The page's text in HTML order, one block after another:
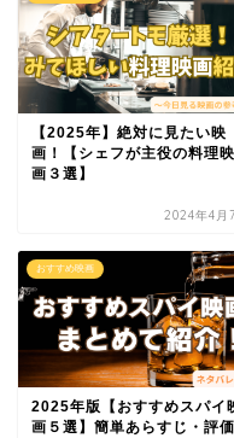
【2025年】絶対に見たい映
画！【シェフが主役の料理映
画３選】
2024年4月
おすすめ映画
2025年版【おすすめスパイ
画５選】簡単あらすじ・評価